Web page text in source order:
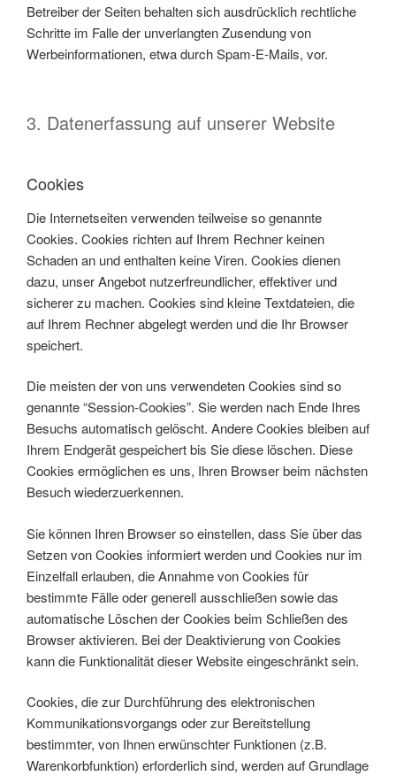
Betreiber der Seiten behalten sich ausdrücklich rechtliche
Schritte im Falle der unverlangten Zusendung von
Werbeinformationen, etwa durch Spam-E-Mails, vor.
3. Datenerfassung auf unserer Website
Cookies
Die Internetseiten verwenden teilweise so genannte
Cookies. Cookies richten auf Ihrem Rechner keinen
Schaden an und enthalten keine Viren. Cookies dienen
dazu, unser Angebot nutzerfreundlicher, effektiver und
sicherer zu machen. Cookies sind kleine Textdateien, die
auf Ihrem Rechner abgelegt werden und die Ihr Browser
speichert.
Die meisten der von uns verwendeten Cookies sind so
genannte “Session-Cookies”. Sie werden nach Ende Ihres
Besuchs automatisch gelöscht. Andere Cookies bleiben auf
Ihrem Endgerät gespeichert bis Sie diese löschen. Diese
Cookies ermöglichen es uns, Ihren Browser beim nächsten
Besuch wiederzuerkennen.
Sie können Ihren Browser so einstellen, dass Sie über das
Setzen von Cookies informiert werden und Cookies nur im
Einzelfall erlauben, die Annahme von Cookies für
bestimmte Fälle oder generell ausschließen sowie das
automatische Löschen der Cookies beim Schließen des
Browser aktivieren. Bei der Deaktivierung von Cookies
kann die Funktionalität dieser Website eingeschränkt sein.
Cookies, die zur Durchführung des elektronischen
Kommunikationsvorgangs oder zur Bereitstellung
bestimmter, von Ihnen erwünschter Funktionen (z.B.
Warenkorbfunktion) erforderlich sind, werden auf Grundlage